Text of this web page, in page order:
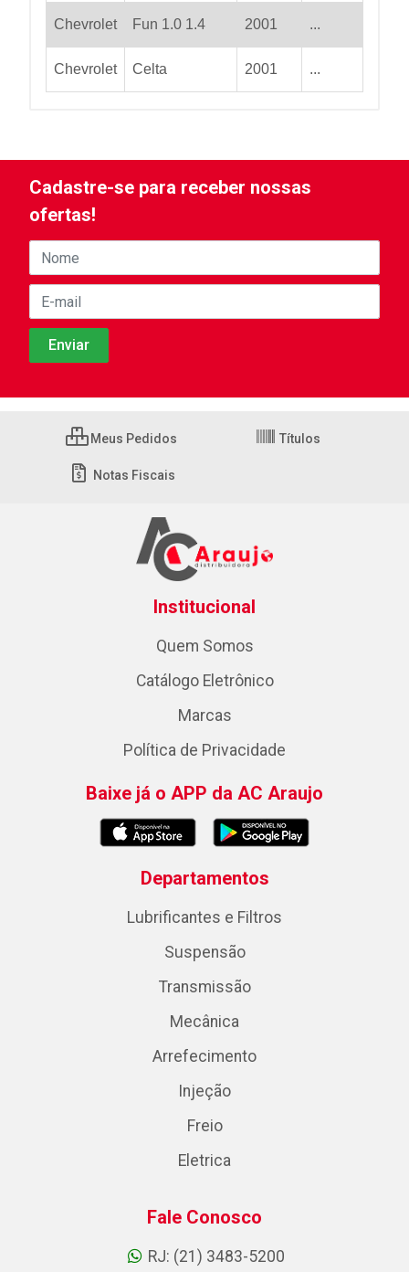
Chevrolet Fun 1.0 1.4 2001 ...
Chevrolet Celta 2001 ...
Cadastre-se para receber nossas
ofertas!
Meus Pedidos Títulos
Notas Fiscais
Institucional
Quem Somos
Catálogo Eletrônico
Marcas
Política de Privacidade
Baixe já o APP da AC Araujo
Departamentos
Lubrificantes e Filtros
Suspensão
Transmissão
Mecânica
Arrefecimento
Injeção
Freio
Eletrica
Fale Conosco
RJ: (21) 3483-5200